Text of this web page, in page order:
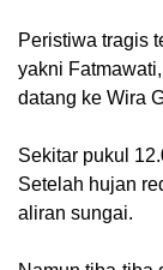
Peristiwa tragis
yakni
datang ke Wira
Sekitar pukul
Setelah hujan
aliran sungai.